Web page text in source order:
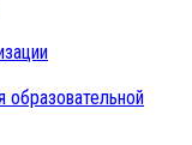
образовательной